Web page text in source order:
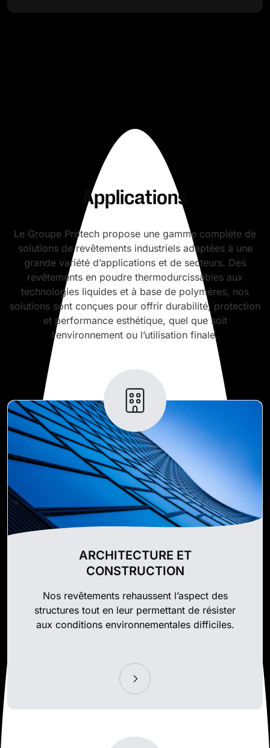
Applications
Le Groupe Protech propose une gamme complète de
solutions de revêtements industriels adaptées à une
grande variété d’applications et de secteurs. Des
revêtements en poudre thermodurcissables aux
technologies liquides et à base de polymères, nos
solutions sont conçues pour offrir durabilité, protection
et performance esthétique, quel que soit
l’environnement ou l’utilisation finale.
ARCHITECTURE ET
CONSTRUCTION
Nos revêtements rehaussent l’aspect des
structures tout en leur permettant de résister
aux conditions environnementales difficiles.